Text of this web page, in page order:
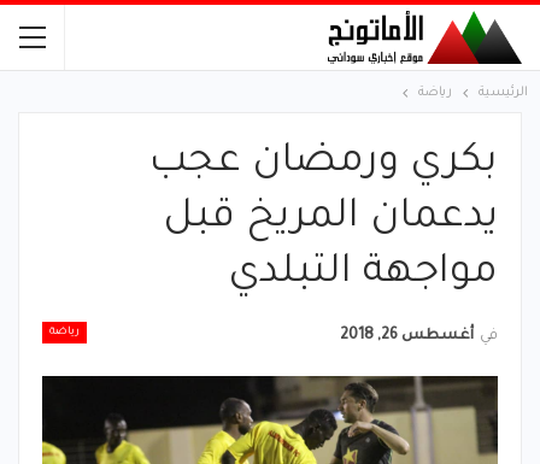
الرئيسية رياضة
بكري ورمضان عجب
يدعمان المريخ قبل
مواجهة التبلدي
رياضة في أغسطس 26, 2018